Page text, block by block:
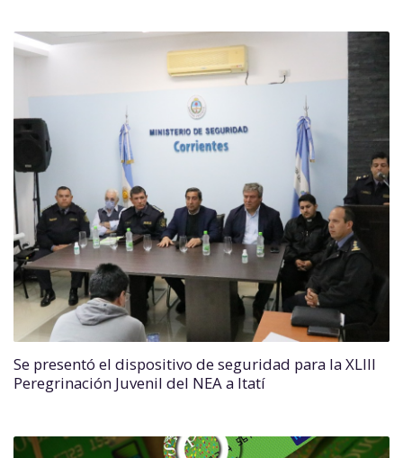
Se presentó el dispositivo de seguridad para la XLIII
Peregrinación Juvenil del NEA a Itatí